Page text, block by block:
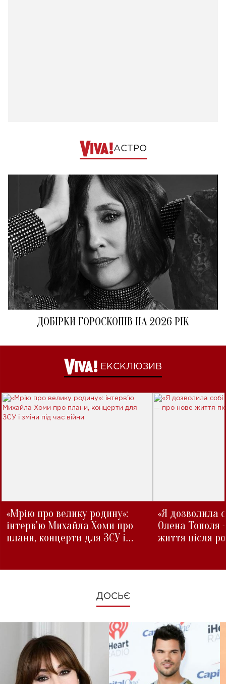
АСТРО
ДОБІРКИ ГОРОСКОПІВ НА 2026 РІК
ЕКСКЛЮЗИВ
«Мрію про велику родину»:
інтерв'ю Михайла Хоми про
плани, концерти для ЗСУ і
«Я дозволила
Олена Тополя
життя після
ДОСЬЄ